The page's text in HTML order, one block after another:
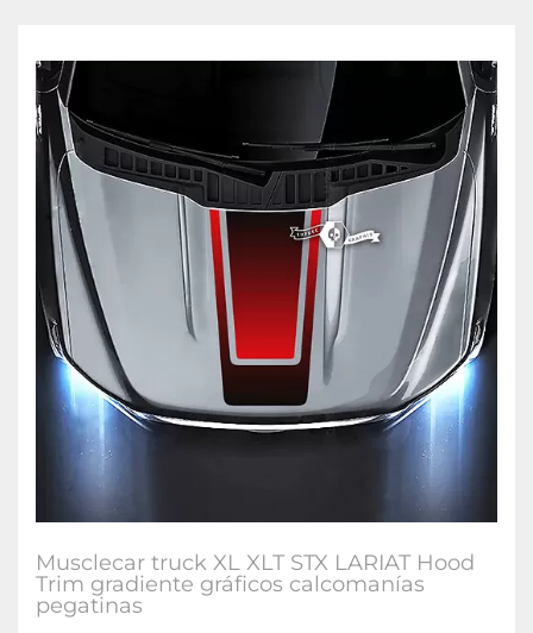
Musclecar truck XL XLT STX LARIAT Hood
Trim gradiente gráficos calcomanías
pegatinas